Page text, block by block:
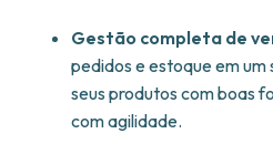
Gestão completa de
pedidos e estoque em
seus produtos com boas
com agilidade.